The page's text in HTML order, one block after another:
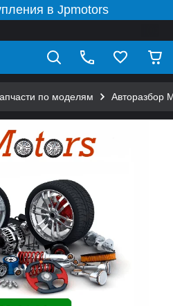
в Jpmotors
по моделям Авторазбор